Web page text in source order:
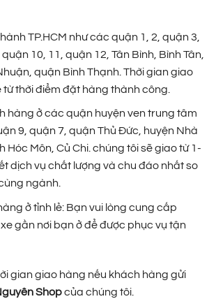
TP.HCM như các quận 1, 2, quận 3,
10, 11, quận 12, Tân Bình, Bình Tân,
quận Bình Thạnh. Thời gian giao
từ thời điểm đặt hàng thành công.
hàng ở các quận huyện ven trung tâm
9, quận 7, quận Thủ Đức, huyện Nhà
Hóc Môn, Củ Chi. chúng tôi sẽ giao từ 1-
dịch vụ chất lượng và chu đáo nhất so
ngành.
ở tỉnh lẻ: Bạn vui lòng cung cấp
gần nơi bạn ở để được phục vụ tận
gian giao hàng nếu khách hàng gửi
Shopcủa chúng tôi.